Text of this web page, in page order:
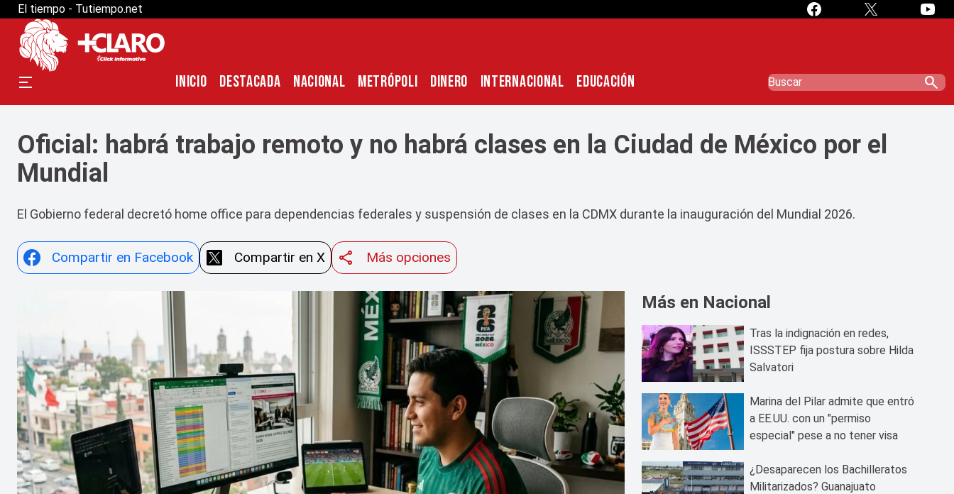
El tiempo - Tutiempo.net
INICIO DESTACADA NACIONAL METRÓPOLI DINERO INTERNACIONAL EDUCACIÓN search
Oficial: habrá trabajo remoto y no habrá clases en la Ciudad de México por el
Mundial
El Gobierno federal decretó home office para dependencias federales y suspensión de clases en la CDMX durante la inauguración del Mundial 2026.
Compartir en Facebook Compartir en X Más opciones
Más en Nacional
Tras la indignación en redes,
ISSSTEP fija postura sobre Hilda
Salvatori
Marina del Pilar admite que entró
a EE.UU. con un "permiso
especial" pese a no tener visa
¿Desaparecen los Bachilleratos
Militarizados? Guanajuato